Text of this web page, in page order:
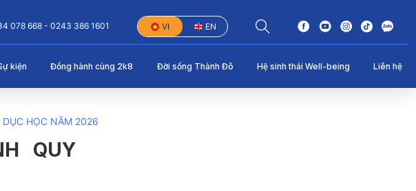
078 668 - 0243 386 1601 VI EN
kiện Đồng hành cùng 2k8 Đời sống Thành Đô Hệ sinh thái Well-being Liên hệ
HỌC NĂM 2026
QUY